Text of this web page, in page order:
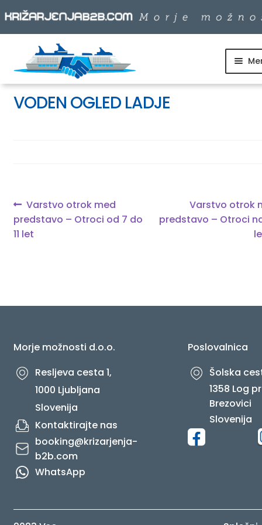
Skip
to
navigation
Skip
to
content
SKUPINSKI ODHODI
VODEN OGLED LADJE
Navigacija
prispevka
Previous
post:
Varstvo otrok med
predstavo – Otroci od 7 do
11 let
Next
post:
Varstvo otrok
predstavo – Otroci
Morje možnosti d.o.o.
Resljeva cesta 1,
1000 Ljubljana
Slovenija
Kontaktirajte nas
booking@krizarjenja-
b2b.com
WhatsApp
Poslovalnica
Šolska
1358 Log
Brezovici
Slovenija